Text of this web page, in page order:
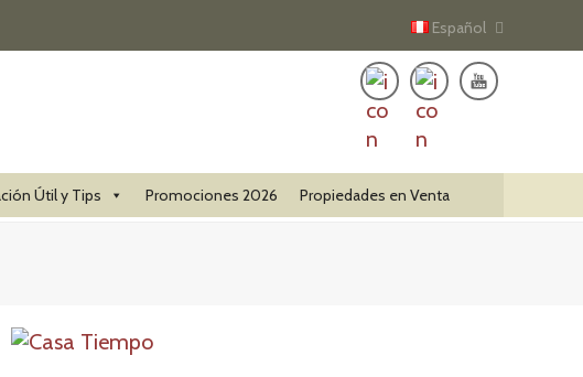
Español
Útil y Tips Promociones 2026 Propiedades en Venta